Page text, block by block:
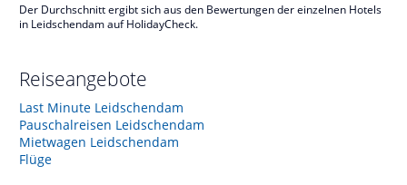
Der Durchschnitt ergibt sich aus den Bewertungen der einzelnen Hotels
in Leidschendam auf HolidayCheck.
Reiseangebote
Last Minute Leidschendam
Pauschalreisen Leidschendam
Mietwagen Leidschendam
Flüge